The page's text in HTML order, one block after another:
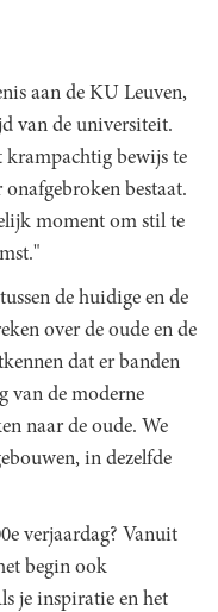
aan de KU Leuven,
van de universiteit.
krampachtig bewijs te
bestaat.
moment om stil te
de huidige en de
over de oude en de
dat er banden
van de moderne
naar de oude. We
in dezelfde
verjaardag? Vanuit
begin ook
je inspiratie en het